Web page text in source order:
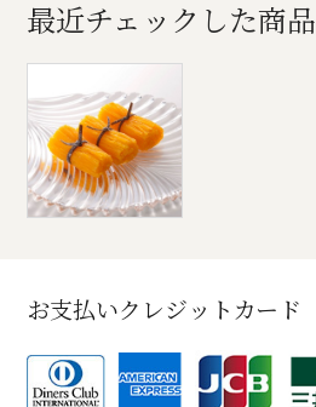
最近チェックした商品
お支払いクレジットカード